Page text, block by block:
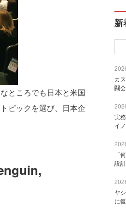
ところでも日本と米国
ピックを選び、日本企
新
カ
闘
実
イ
「
設
ヤ
に